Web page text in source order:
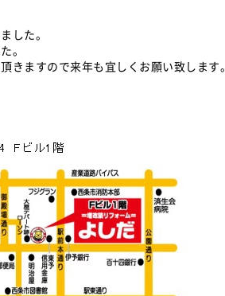
した。
。
きますので来年も宜しくお願い致します。